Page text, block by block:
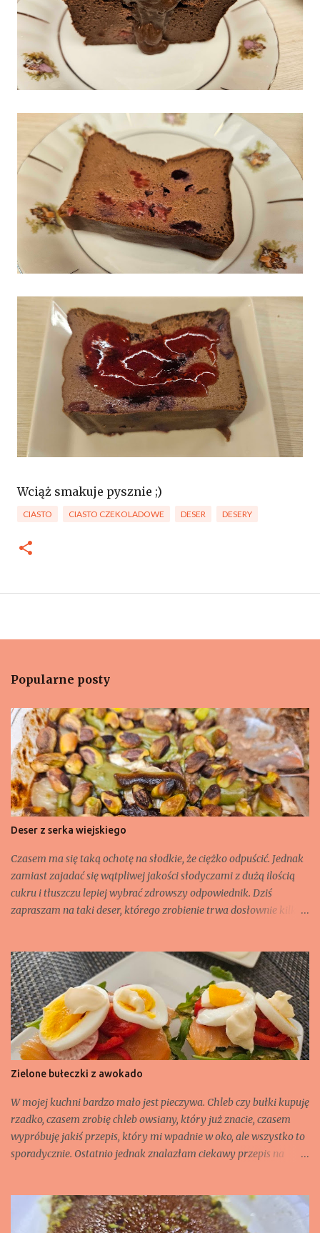
Wciąż smakuje pysznie ;)
CIASTO CIASTO CZEKOLADOWE DESER DESERY
Popularne posty
Deser z serka wiejskiego
Czasem ma się taką ochotę na słodkie, że ciężko odpuścić. Jednak
zamiast zajadać się wątpliwej jakości słodyczami z dużą ilością
cukru i tłuszczu lepiej wybrać zdrowszy odpowiednik. Dziś
zapraszam na taki deser, którego zrobienie trwa dosłownie kilka
łyżka gorzkiego kakao, - 2 łyżeczki masła orzechowego lub pasty
orzechowej np. słony migdał czy pistacjowej, - 50 g pistacji
łuskanych, niesolonych.
Zielone bułeczki z awokado
W mojej kuchni bardzo mało jest pieczywa. Chleb czy bułki kupuję
rzadko, czasem zrobię chleb owsiany, który już znacie, czasem
wypróbuję jakiś przepis, który mi wpadnie w oko, ale wszystko to
sporadycznie. Ostatnio jednak znalazłam ciekawy przepis na
naturalnego, - ok. 300 g mąki (może być potrzebne trochę więcej,
żeby ciasto się nie lepiło przy formowaniu bułek), - 1,5 łyżeczki